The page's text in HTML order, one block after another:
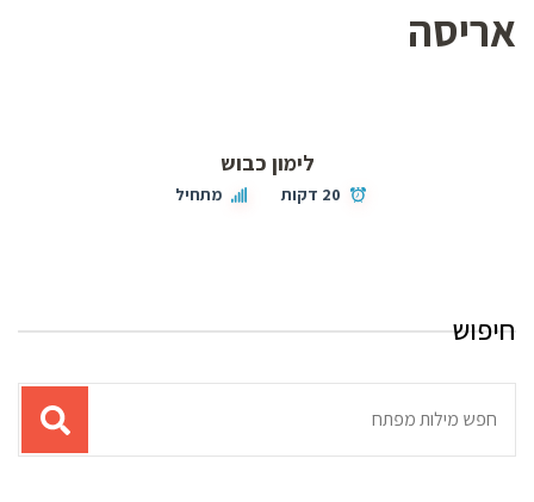
אריסה
לימון כבוש
20 דקות מתחיל
חיפוש